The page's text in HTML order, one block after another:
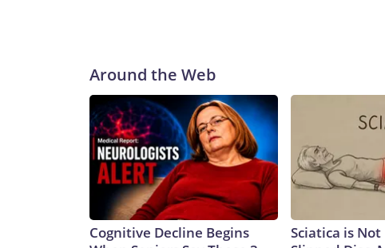
motivaban su esfuerzo por lograr un acuerdo de paz
arma nuclear. Eso es todo”.Una semana después,
intermedias… tengo prisa’. No tengo prisa”.Y otra
intermedias”.En una entrevista concedida a Fox
su objetivo era, en realidad, ganar la guerra con Irán
momento, la victoria parece una posibilidad
Gallagher le preguntó a Trump cuándo podría decidir
falta de fiabilidad de los iraníes en este aspecto), el
pronto.“Tengo mucho tiempo”, dijo Trump. “Ya sabes,
Around the Web
Cognitive Decline Begins
Sciatica is Not